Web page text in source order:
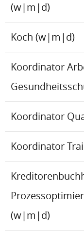
(w|m|d)
Koch (w|m|d)
Koordinator
Koordinator
Koordinator
(w|m|d)